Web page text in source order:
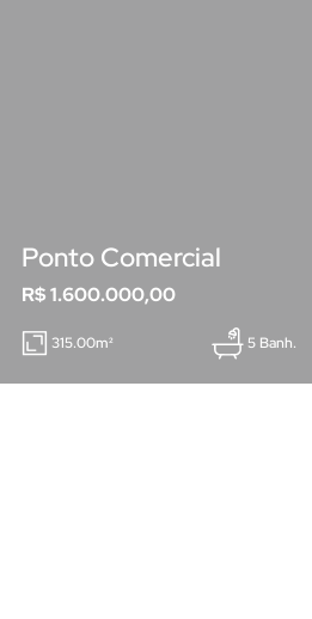
Ponto Comercial
R$ 1.600.000,00
315.00m² 5 Banh.